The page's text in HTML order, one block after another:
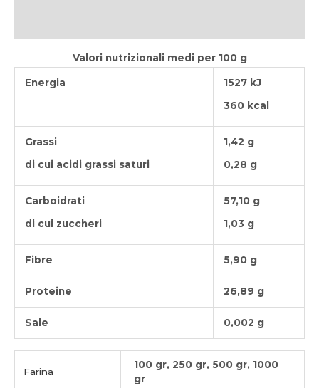
Valori nutrizionali medi per 100 g
Energia
1527 kJ
360 kcal
Grassi
di cui acidi grassi saturi
1,42 g
0,28 g
Carboidrati
di cui zuccheri
57,10 g
1,03 g
Fibre 5,90 g
Proteine 26,89 g
Sale 0,002 g
Farina
100 gr, 250 gr, 500 gr, 1000
gr